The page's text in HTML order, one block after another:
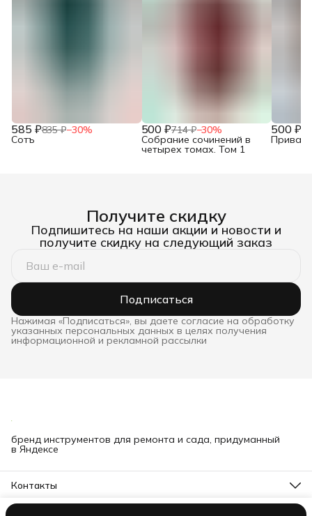
585 ₽835 ₽−30%
Сотъ
500 ₽714 ₽−30%
Собрание сочинений в
четырех томах. Том 1
500 ₽
Получите скидку
Подпишитесь на наши акции и новости и
получите скидку на следующий заказ
Подписаться
Нажимая «Подписаться», вы даете согласие на обработку
указанных персональных данных в целях получения
информационной и рекламной рассылки
бренд инструментов для ремонта и сада, придуманный
в Яндексе
Контакты
Телефон